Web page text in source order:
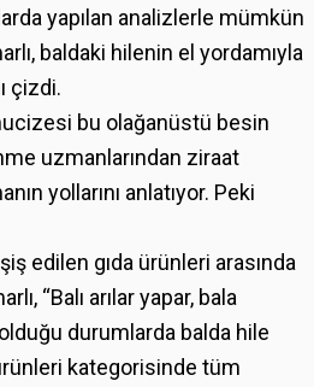
yapılan analizlerle mümkün
baldaki hilenin el yordamıyla
çizdi.
bu olağanüstü besin
uzmanlarından ziraat
yollarını anlatıyor. Peki
edilen gıda ürünleri arasında
“Balı arılar yapar, bala
durumlarda balda hile
kategorisinde tüm